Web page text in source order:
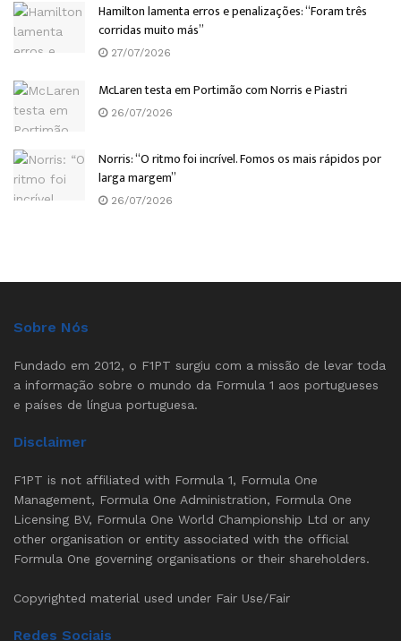
Hamilton lamenta erros e penalizações: “Foram três
corridas muito más”
27/07/2026
McLaren testa em Portimão com Norris e Piastri
26/07/2026
Norris: “O ritmo foi incrível. Fomos os mais rápidos por
larga margem”
26/07/2026
Sobre Nós
Fundado em 2012, o F1PT surgiu com a missão de levar toda
a informação sobre o mundo da Formula 1 aos portugueses
e países de língua portuguesa.
Disclaimer
F1PT is not affiliated with Formula 1, Formula One
Management, Formula One Administration, Formula One
Licensing BV, Formula One World Championship Ltd or any
other organisation or entity associated with the official
Formula One governing organisations or their shareholders.
Copyrighted material used under Fair Use/Fair
Redes Sociais